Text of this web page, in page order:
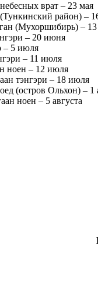
врат – 23 мая
район) –
(Мухоршибирь) –
– 20 июня
– 5 июля
– 11 июля
ноен – 12 июля
тэнгэри – 18 июля
(остров Ольхон) – 1
ноен – 5 августа